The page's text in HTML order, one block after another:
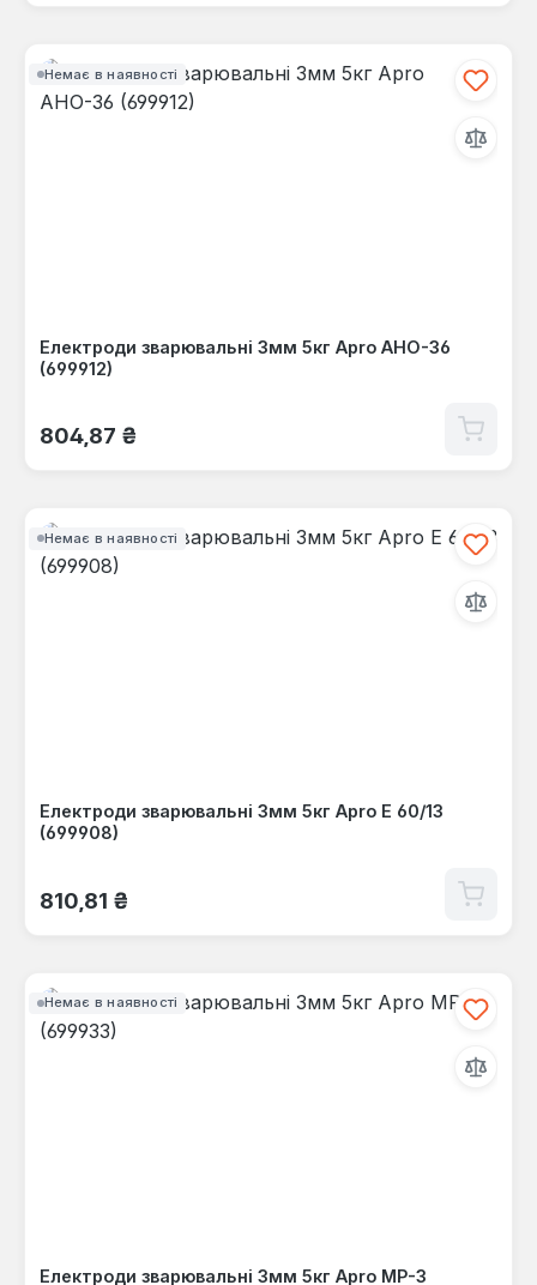
Немає в наявності
Електроди зварювальні 3мм 5кг Apro АНО-36
(699912)
Звичайна ціна:
804,87 ₴
Немає в наявності
Електроди зварювальні 3мм 5кг Apro Е 60/13
(699908)
Звичайна ціна:
810,81 ₴
Немає в наявності
Електроди зварювальні 3мм 5кг Apro МР-3